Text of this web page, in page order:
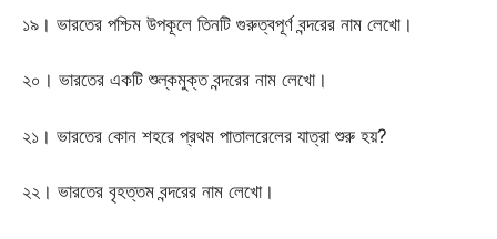
১৯। ভারতের পশ্চিম উপকূলে তিনটি গুরুত্বপূর্ণ বন্দরের নাম লেখো।
২০। ভারতের একটি শুল্কমুক্ত বন্দরের নাম লেখো।
২১। ভারতের কোন শহরে প্রথম পাতালরেলের যাত্রা শুরু হয়?
২২। ভারতের বৃহত্তম বন্দরের নাম লেখো।